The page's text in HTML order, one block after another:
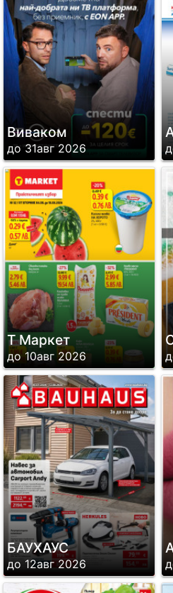
Виваком
до 31авг 2026
Т Маркет
до 10авг 2026
БАУХАУС
до 12авг 2026